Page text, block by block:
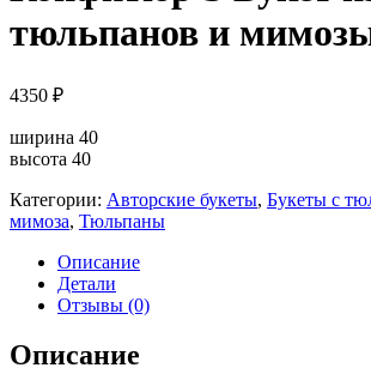
тюльпанов и
4350 ₽
ширина 40
высота 40
Категории: Авторские букеты, Букеты с
мимоза, Тюльпаны
Описание
Детали
Отзывы (0)
Описание